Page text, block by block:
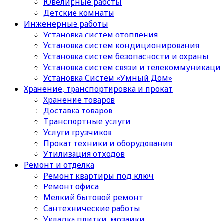
Детские комнаты
Инженерные работы
Установка систем отопления
Установка систем кондиционирования
Установка систем безопасности и охраны
Установка систем связи и
Установка Систем «Умный Дом»
Хранение, транспортировка и прокат
Хранение товаров
Доставка товаров
Транспортные услуги
Услуги грузчиков
Прокат техники и оборудования
Утилизация отходов
Ремонт и отделка
Ремонт квартиры под ключ
Ремонт офиса
Мелкий бытовой ремонт
Сантехнические работы